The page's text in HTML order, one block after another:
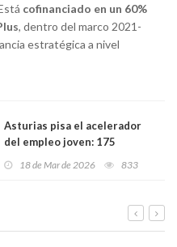
cofinanciado en un 60%
, dentro del marco 2021-
estratégica a nivel
Asturias pisa el acelerador
del empleo joven: 175
18 de Mar de 2026 833